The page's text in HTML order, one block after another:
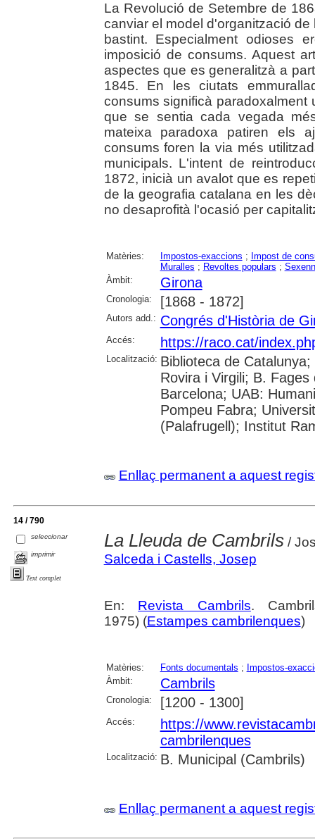
La Revolució de Setembre de
canviar el model d'organització
bastint. Especialment odioses
imposició de consums. Aquest
aspectes que es generalitzà a
1845. En les ciutats
consums significà paradoxalment
que se sentia cada vegada
mateixa paradoxa patiren els
consums foren la via més
municipals. L'intent de
1872, inicià un avalot que es
de la geografia catalana en les
no desaprofità l'ocasió per
Matèries: Impostos-exaccions ; Impost de
Muralles ; Revoltes populars ;
Àmbit:
Girona
Cronologia: [1868 - 1872]
Autors add.: Congrés d'Història de
Accés: https://raco.cat/
Localització: Biblioteca de
Rovira i Virgili; B.
Barcelona; UAB:
Pompeu Fabra;
(Palafrugell); Institut
Enllaç permanent a aquest
14 / 790
seleccionar
imprimir
Text complet
La Lleuda de Cambrils/
Salceda i Castells, Josep
En: Revista Cambrils.
1975) (Estampes cambrilenques)
Matèries: Fonts documentals ; Impostos-
Àmbit:
Cambrils
Cronologia: [1200 - 1300]
Accés:
https://
cambrilenques
Localització: B. Municipal (Cambrils)
Enllaç permanent a aquest